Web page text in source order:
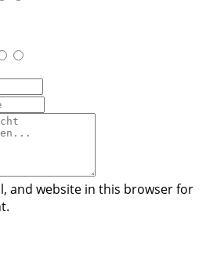
and website in this browser for